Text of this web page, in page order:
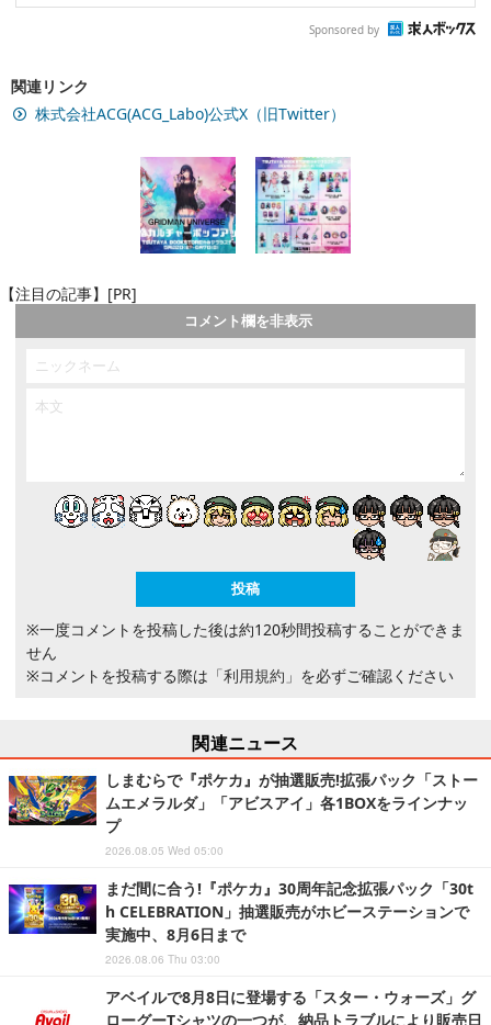
Sponsored by
関連リンク
株式会社ACG(ACG_Labo)公式X（旧Twitter）
【注目の記事】[PR]
コメント欄を非表示
※一度コメントを投稿した後は約120秒間投稿することができま
せん
※コメントを投稿する際は 「利用規約」 を必ずご確認ください
関連ニュース
しまむらで『ポケカ』が抽選販売!拡張パック「ストー
ムエメラルダ」「アビスアイ」各1BOXをラインナッ
プ
2026.08.05 Wed 05:00
まだ間に合う!『ポケカ』30周年記念拡張パック「30t
h CELEBRATION」抽選販売がホビーステーションで
実施中、8月6日まで
2026.08.06 Thu 03:00
アベイルで8月8日に登場する「スター・ウォーズ」グ
ローグーTシャツの一つが、納品トラブルにより販売日